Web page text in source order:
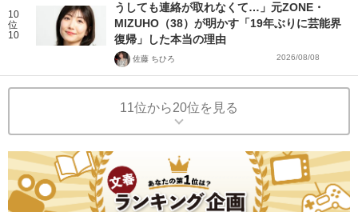
10
位
10
うしても連絡が取れなくて…」元ZONE・
MIZUHO（38）が明かす「19年ぶりに芸能界
復帰」した本当の理由
佐藤 ちひろ 2026/08/08
11位から20位を見る